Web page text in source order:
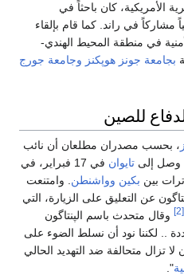
الأمريكية، كان باحثاً في
مشاركاً في راند. كما قام بإلقاء
في منطقة المحيط الهندي-
بجامعة جونز هوپكنز وجامعة جورج
للصين
، بحسب مصدران مطلعان أن نائب
وصل إلى تايوان
في 17 فبراير، في
بين بكين وواشنطن . وامتنعت
عن التعليق على الزيارة، التي
[2]
وقال متحدث باسم الپنتاگون
.. لكننا نود أن نسلط الضوء على
لا تزال متحالفة ضد التهديد الحالي
".